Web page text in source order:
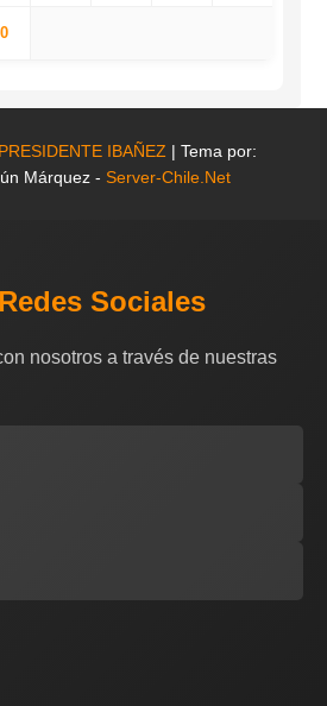
PRESIDENTE IBAÑEZ | Tema por:
Márquez - Server-Chile.Net
Sociales
nosotros a través de nuestras